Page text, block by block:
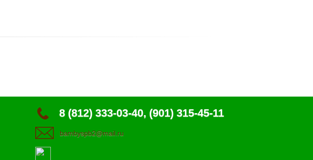
8 (812) 333-03-40, (901) 315-45-11
bambyspb2@mail.ru